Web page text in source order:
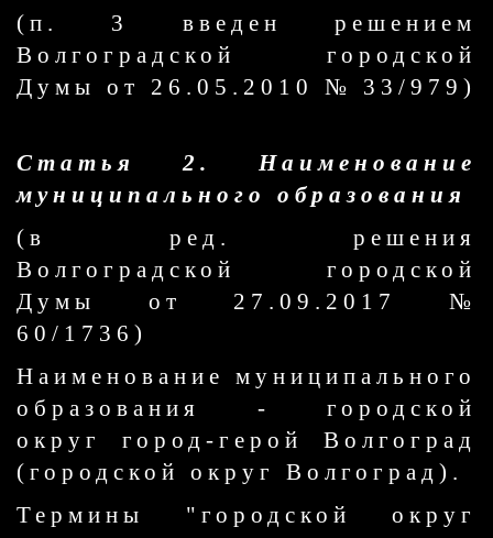
(п. 3 введен решением
Волгоградской городской
Думы от 26.05.2010 № 33/979)
Статья 2. Наименование
муниципального образования
(в ред. решения
Волгоградской городской
Думы от 27.09.2017 №
60/1736)
Наименование муниципального
образования - городской
округ город-герой Волгоград
(городской округ Волгоград).
Термины "городской округ